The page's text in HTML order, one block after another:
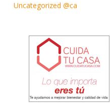
Uncategorized @ca